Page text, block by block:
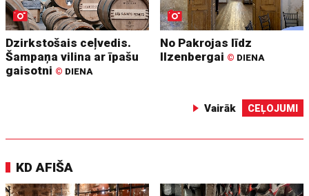
Dzirkstošais ceļvedis.
Šampaņa vilina ar īpašu
gaisotni © DIENA
No Pakrojas līdz
Ilzenbergai © DIENA
Vairāk CEĻOJUMI
KD AFIŠA